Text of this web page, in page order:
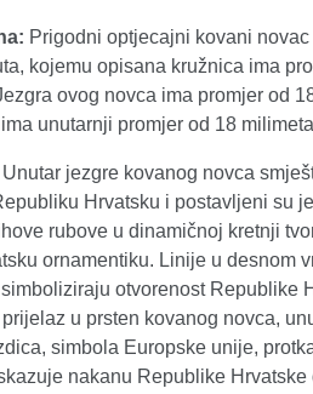
Prigodni optjecajni kovani
kojemu opisana kružnica ima
ovog novca ima promjer od
unutarnji promjer od 18
Unutar jezgre kovanog novca
Hrvatsku i postavljeni su
rubove u dinamičnoj kretnji
ornamentiku. Linije u desnom
otvorenost Republike
u prsten kovanog novca,
simbola Europske unije,
nakanu Republike